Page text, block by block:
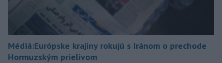
Médiá:Európske krajiny rokujú s Iránom o prechode
Hormuzským prielivom